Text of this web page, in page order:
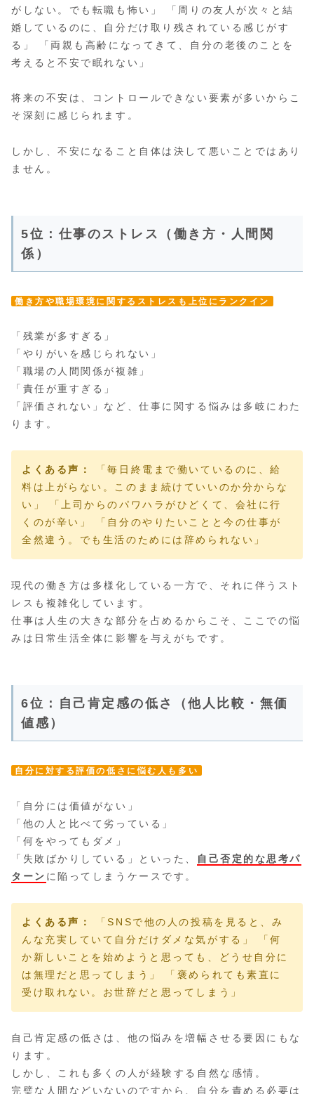
がしない。でも転職も怖い」 「周りの友人が次々と結
婚しているのに、自分だけ取り残されている感じがす
る」 「両親も高齢になってきて、自分の老後のことを
考えると不安で眠れない」
将来の不安は、コントロールできない要素が多いからこ
そ深刻に感じられます。
しかし、不安になること自体は決して悪いことではあり
ません。
5位：仕事のストレス（働き方・人間関
係）
働き方や職場環境に関するストレスも上位にランクイン
「残業が多すぎる」
「やりがいを感じられない」
「職場の人間関係が複雑」
「責任が重すぎる」
「評価されない」など、仕事に関する悩みは多岐にわた
ります。
よくある声：
「毎日終電まで働いているのに、給
料は上がらない。このまま続けていいのか分からな
い」 「上司からのパワハラがひどくて、会社に行
くのが辛い」 「自分のやりたいことと今の仕事が
全然違う。でも生活のためには辞められない」
現代の働き方は多様化している一方で、それに伴うスト
レスも複雑化しています。
仕事は人生の大きな部分を占めるからこそ、ここでの悩
みは日常生活全体に影響を与えがちです。
6位：自己肯定感の低さ（他人比較・無価
値感）
自分に対する評価の低さに悩む人も多い
「自分には価値がない」
「他の人と比べて劣っている」
「何をやってもダメ」
「失敗ばかりしている」といった、
自己否定的な思考パ
ターン に陥ってしまうケースです。
よくある声：
「SNSで他の人の投稿を見ると、み
んな充実していて自分だけダメな気がする」 「何
か新しいことを始めようと思っても、どうせ自分に
は無理だと思ってしまう」 「褒められても素直に
受け取れない。お世辞だと思ってしまう」
自己肯定感の低さは、他の悩みを増幅させる要因にもな
ります。
しかし、これも多くの人が経験する自然な感情。
完璧な人間などいないのですから、自分を責める必要は